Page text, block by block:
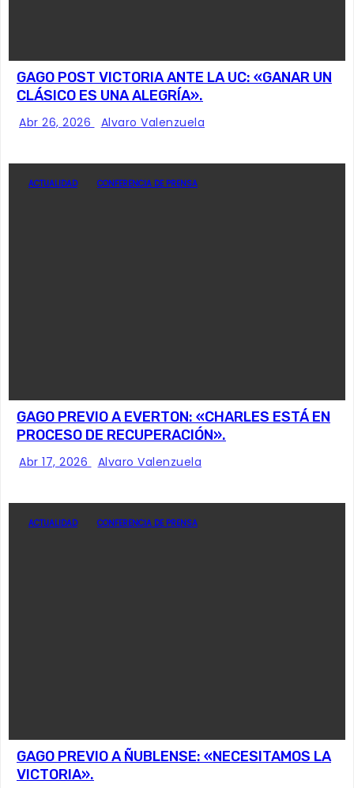
GAGO POST VICTORIA ANTE LA UC: «GANAR UN
CLÁSICO ES UNA ALEGRÍA».
Abr 26, 2026 Alvaro Valenzuela
ACTUALIDAD CONFERENCIA DE PRENSA
GAGO PREVIO A EVERTON: «CHARLES ESTÁ EN
PROCESO DE RECUPERACIÓN».
Abr 17, 2026 Alvaro Valenzuela
ACTUALIDAD CONFERENCIA DE PRENSA
GAGO PREVIO A ÑUBLENSE: «NECESITAMOS LA
VICTORIA».